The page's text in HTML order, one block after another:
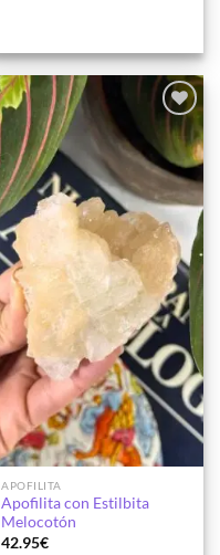
Añadir
lista de
deseos
APOFILITA
Apofilita con Estilbita
Melocotón
42.95€